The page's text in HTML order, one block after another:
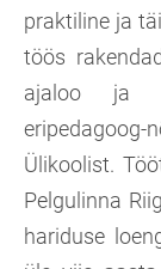
praktiline ja
töös
ajaloo ja
Ülikoolist.
Pelgulinna
hariduse